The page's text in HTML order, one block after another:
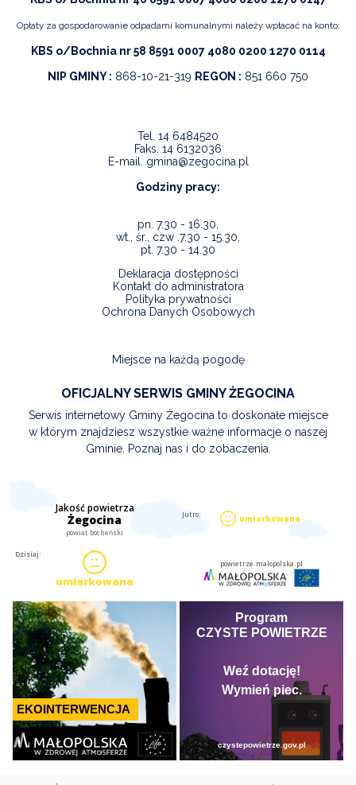
Opłaty za gospodarowanie odpadami komunalnymi należy wpłacać na konto:
KBS o/Bochnia nr 58 8591 0007 4080 0200 1270 0114
NIP GMINY : 868-10-21-319 REGON : 851 660 750
Tel. 14 6484520
Faks. 14 6132036
E-mail. gmina@zegocina.pl
Godziny pracy:
pn. 7.30 - 16.30,
wt., śr., czw .7.30 - 15.30,
pt. 7.30 - 14.30
Deklaracja dostępności
Kontakt do administratora
Polityka prywatności
Ochrona Danych Osobowych
Miejsce na każdą pogodę
OFICJALNY SERWIS GMINY ŻEGOCINA
Serwis internetowy Gminy Żegocina to doskonałe miejsce
w którym znajdziesz wszystkie ważne informacje o naszej
Gminie. Poznaj nas i do zobaczenia.